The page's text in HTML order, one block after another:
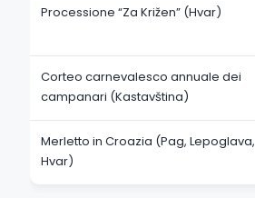
Processione “Za Križen” (Hvar)
Corteo carnevalesco annuale dei
campanari (Kastavština)
Merletto in Croazia (Pag, Lepoglava,
Hvar)